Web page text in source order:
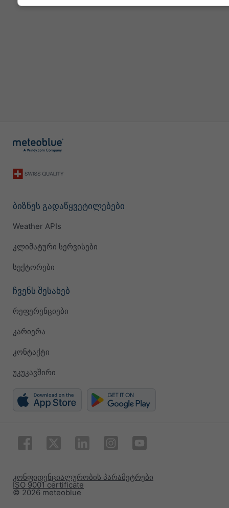
ბიზნეს გადაწყვეტილებები
Weather APIs
კლიმატური სერვისები
სექტორები
ჩვენს შესახებ
რეფერენციები
კარიერა
კონტაქტი
უკუკავშირი
© 2026 meteoblue
ISO 9001 certificate
კონფიდენციალურობის პარამეტრები